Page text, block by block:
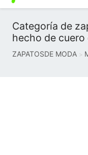
Categoría de
hecho de
ZAPATOSDE MODA